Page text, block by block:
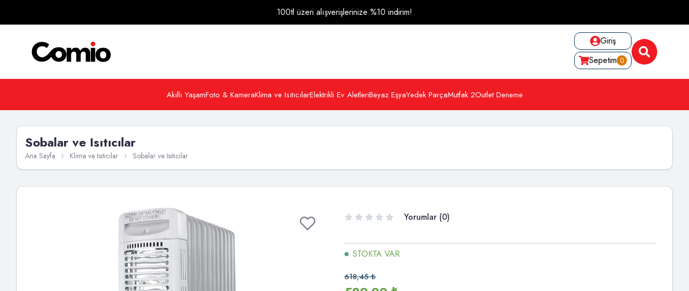
100tl üzeri alışverişlerinize %10 indirim!
Giriş
Sepetim 0
Akıllı YaşamFoto & KameraKlima ve IsıtıcılarElektrikli Ev AletleriBeyaz EşyaYedek ParçaMutfak 2Outlet Deneme
Sobalar ve Isıtıcılar
Ana Sayfa Klima ve Isıtıcılar Sobalar ve Isıtıcılar
Yorumlar (0)
STOKTA VAR
618,45₺